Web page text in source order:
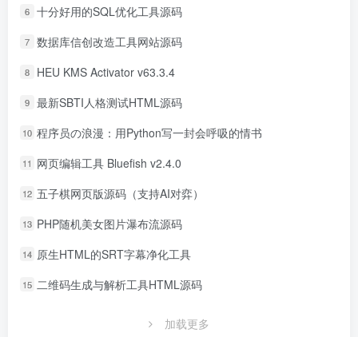
6 十分好用的SQL优化工具源码
7 数据库信创改造工具网站源码
8 HEU KMS Activator v63.3.4
9 最新SBTI人格测试HTML源码
10 程序员の浪漫：用Python写一封会呼吸的情书
11 网页编辑工具 Bluefish v2.4.0
12 五子棋网页版源码（支持AI对弈）
13 PHP随机美女图片瀑布流源码
14 原生HTML的SRT字幕净化工具
15 二维码生成与解析工具HTML源码
加载更多